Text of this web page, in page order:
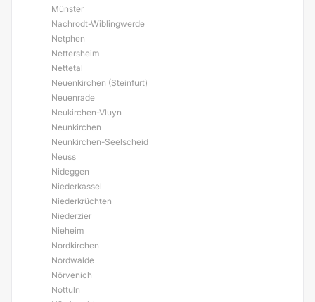
Münster
Nachrodt-Wiblingwerde
Netphen
Nettersheim
Nettetal
Neuenkirchen (Steinfurt)
Neuenrade
Neukirchen-Vluyn
Neunkirchen
Neunkirchen-Seelscheid
Neuss
Nideggen
Niederkassel
Niederkrüchten
Niederzier
Nieheim
Nordkirchen
Nordwalde
Nörvenich
Nottuln